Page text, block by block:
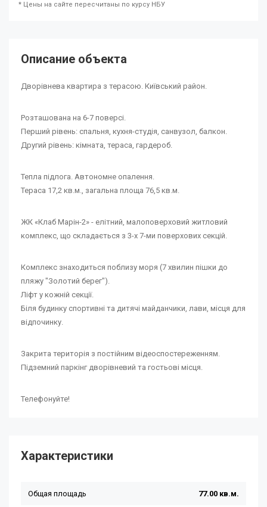
* Цены на сайте пересчитаны по курсу НБУ
Описание объекта
Дворівнева квартира з терасою. Київський район.
Розташована на 6-7 поверсі.
Перший рівень: спальня, кухня-студія, санвузол, балкон.
Другий рівень: кімната, тераса, гардероб.
Тепла підлога. Автономне опалення.
Тераса 17,2 кв.м., загальна площа 76,5 кв.м.
ЖК «Клаб Марін-2» - елітний, малоповерховий житловий
комплекс, що складається з 3-х 7-ми поверхових секцій.
Комплекс знаходиться поблизу моря (7 хвилин пішки до
пляжу "Золотий берег").
Ліфт у кожній секції.
Біля будинку спортивні та дитячі майданчики, лави, місця для
відпочинку.
Закрита територія з постійним відеоспостереженням.
Підземний паркінг дворівневий та гостьові місця.
Телефонуйте!
Характеристики